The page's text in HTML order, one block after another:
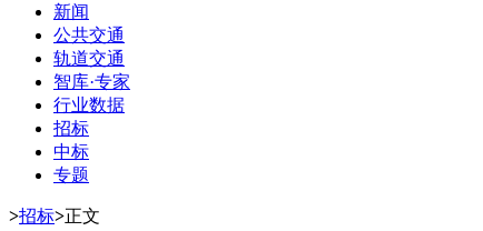
新闻
公共交通
轨道交通
智库·专家
行业数据
招标
中标
专题
>招标>正文